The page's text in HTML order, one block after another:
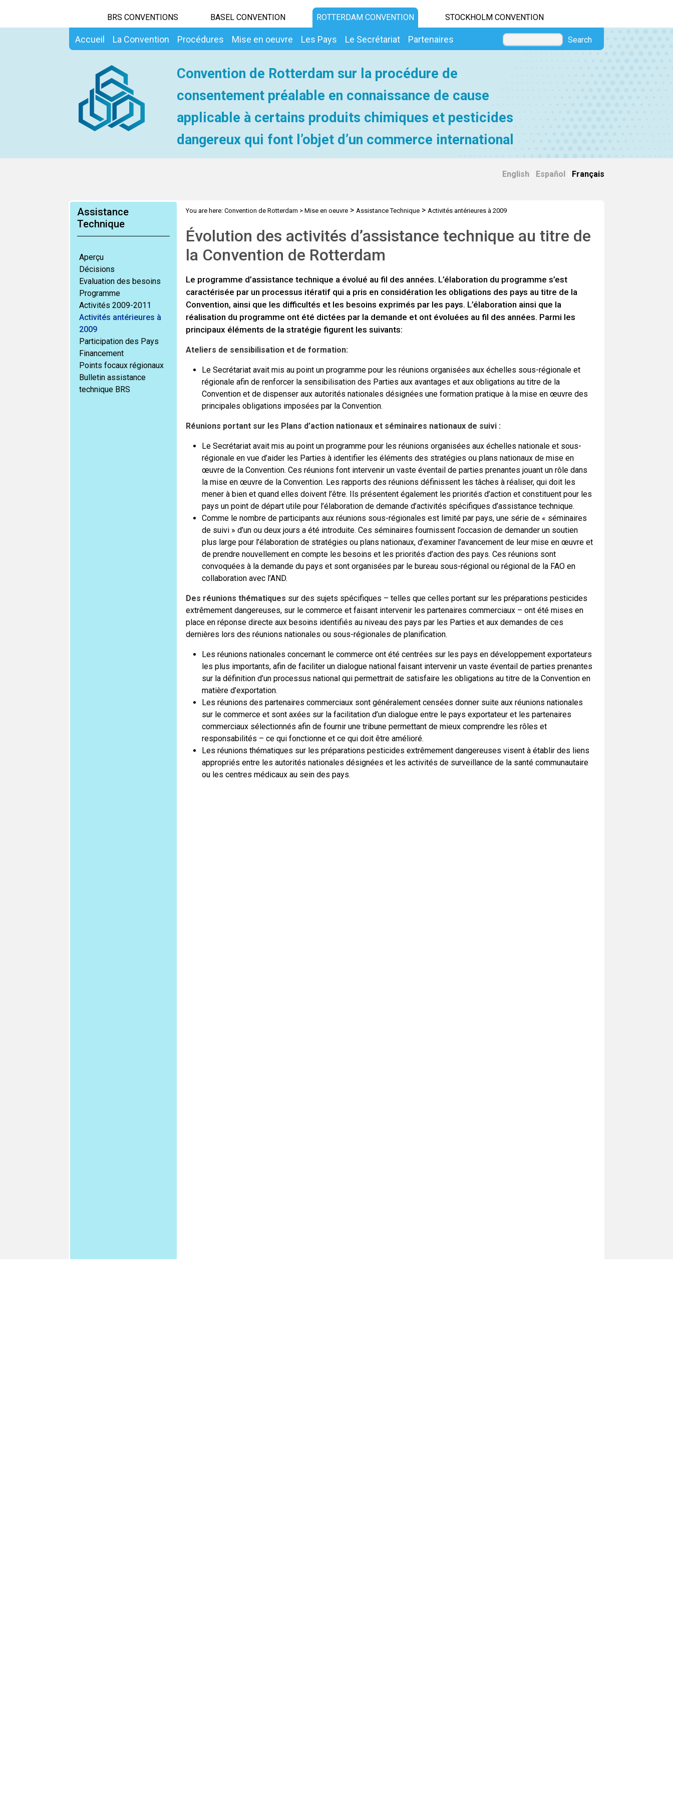
BRS CONVENTIONS BASEL CONVENTION ROTTERDAM CONVENTION STOCKHOLM CONVENTION
Accueil La Convention Procédures Mise en oeuvre Les Pays Le Secrétariat Partenaires Search
Convention de Rotterdam sur la procédure de
consentement préalable en connaissance de cause
applicable à certains produits chimiques et pesticides
dangereux qui font l’objet d’un commerce international
English Español Français
Assistance
Technique
Aperçu
Décisions
Evaluation des besoins
Programme
Activités 2009-2011
Activités antérieures à
2009
Participation des Pays
Financement
Points focaux régionaux
Bulletin assistance
technique BRS
You are here: Convention de Rotterdam > Mise en oeuvre> Assistance Technique> Activités antérieures à 2009
Évolution des activités d’assistance technique au titre de
la Convention de Rotterdam
Le programme d’assistance technique a évolué au fil des années. L’élaboration du programme s’est
caractérisée par un processus itératif qui a pris en considération les obligations des pays au titre de la
Convention, ainsi que les difficultés et les besoins exprimés par les pays. L’élaboration ainsi que la
réalisation du programme ont été dictées par la demande et ont évoluées au fil des années. Parmi les
principaux éléments de la stratégie figurent les suivants:
Ateliers de sensibilisation et de formation:
Le Secrétariat avait mis au point un programme pour les réunions organisées aux échelles sous-régionale et
régionale afin de renforcer la sensibilisation des Parties aux avantages et aux obligations au titre de la
Convention et de dispenser aux autorités nationales désignées une formation pratique à la mise en œuvre des
principales obligations imposées par la Convention.
Réunions portant sur les Plans d’action nationaux et séminaires nationaux de suivi :
Le Secrétariat avait mis au point un programme pour les réunions organisées aux échelles nationale et sous-
régionale en vue d’aider les Parties à identifier les éléments des stratégies ou plans nationaux de mise en
œuvre de la Convention. Ces réunions font intervenir un vaste éventail de parties prenantes jouant un rôle dans
la mise en œuvre de la Convention. Les rapports des réunions définissent les tâches à réaliser, qui doit les
mener à bien et quand elles doivent l’être. Ils présentent également les priorités d’action et constituent pour les
pays un point de départ utile pour l’élaboration de demande d’activités spécifiques d’assistance technique.
Comme le nombre de participants aux réunions sous-régionales est limité par pays, une série de « séminaires
de suivi » d’un ou deux jours a été introduite. Ces séminaires fournissent l’occasion de demander un soutien
plus large pour l’élaboration de stratégies ou plans nationaux, d’examiner l’avancement de leur mise en œuvre et
de prendre nouvellement en compte les besoins et les priorités d’action des pays. Ces réunions sont
convoquées à la demande du pays et sont organisées par le bureau sous-régional ou régional de la FAO en
collaboration avec l’AND.
Des réunions thématiques sur des sujets spécifiques – telles que celles portant sur les préparations pesticides
extrêmement dangereuses, sur le commerce et faisant intervenir les partenaires commerciaux – ont été mises en
place en réponse directe aux besoins identifiés au niveau des pays par les Parties et aux demandes de ces
dernières lors des réunions nationales ou sous-régionales de planification.
Les réunions nationales concernant le commerce ont été centrées sur les pays en développement exportateurs
les plus importants, afin de faciliter un dialogue national faisant intervenir un vaste éventail de parties prenantes
sur la définition d’un processus national qui permettrait de satisfaire les obligations au titre de la Convention en
matière d’exportation.
Les réunions des partenaires commerciaux sont généralement censées donner suite aux réunions nationales
sur le commerce et sont axées sur la facilitation d’un dialogue entre le pays exportateur et les partenaires
commerciaux sélectionnés afin de fournir une tribune permettant de mieux comprendre les rôles et
responsabilités – ce qui fonctionne et ce qui doit être amélioré.
Les réunions thématiques sur les préparations pesticides extrêmement dangereuses visent à établir des liens
appropriés entre les autorités nationales désignées et les activités de surveillance de la santé communautaire
ou les centres médicaux au sein des pays.